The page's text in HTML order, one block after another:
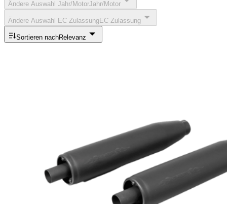
Ändere Auswahl Jahr/MotorJahr/Motor
Ändere Auswahl EC ZulassungEC Zulassung
Sortieren nachRelevanz